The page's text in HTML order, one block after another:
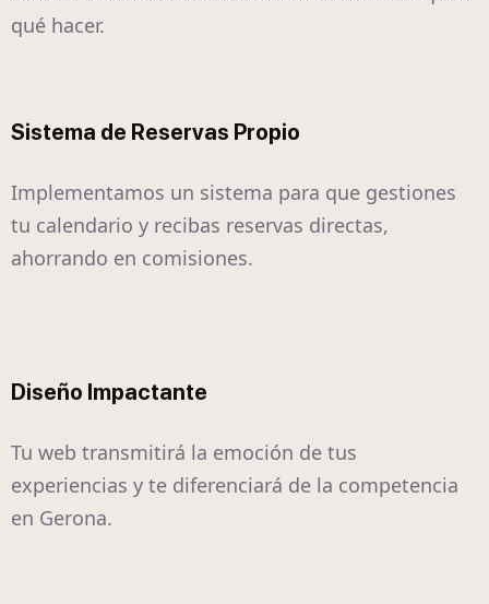
qué hacer.
Sistema de Reservas Propio
Implementamos un sistema para que gestiones
tu calendario y recibas reservas directas,
ahorrando en comisiones.
Diseño Impactante
Tu web transmitirá la emoción de tus
experiencias y te diferenciará de la competencia
en Gerona.